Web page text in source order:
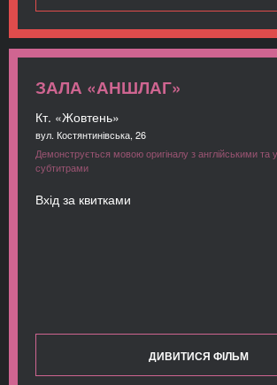
ЗАЛА «АНШЛАГ»
Кт. «Жовтень»
вул. Костянтинівська, 26
Демонструється мовою оригіналу з англійськими та
субтитрами
Вхід за квитками
ДИВИТИСЯ ФІЛЬМ